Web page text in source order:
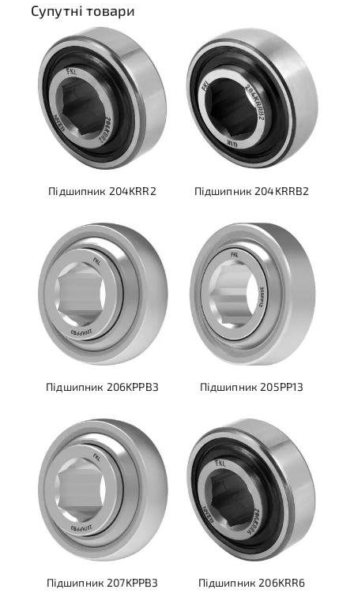
Супутні товари
Підшипник 204KRR2 Підшипник 204KRRB2
Підшипник 206KPPB3 Підшипник 205PP13
Підшипник 207KPPB3 Підшипник 206KRR6